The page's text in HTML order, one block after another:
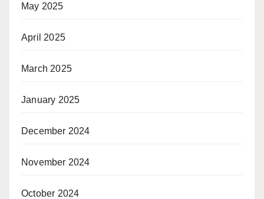
May 2025
April 2025
March 2025
January 2025
December 2024
November 2024
October 2024